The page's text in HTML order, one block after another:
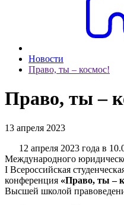
Новости
Право, ты – космос!
Право, ты –
13 апреля 2023
12 апреля 2023 года в
Международного
I Всероссийская
конференция «Право, ты –
Высшей школой